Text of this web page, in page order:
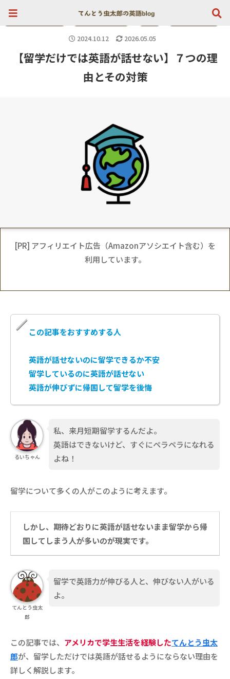
【留学だけでは英語が話せない】７つの理
由とその対策
2024.10.12 2026.05.05
[PR] アフィリエイト広告（Amazonアソシエイト含む）を
利用しています。
この記事をおすすめする人
英語が話せないのに留学できるか不安
留学しているのに英語が話せない
英語が伸びずに帰国して留学を後悔
るいちゃん
私、来月短期留学するんだよ。
英語はできないけど、すぐにペラペラになれる
よね！
留学について多くの人がこのように考えます。
しかし、期待どおりに英語が話せないまま留学から帰
国してしまう人が多いのが現実です。
てんとう虫太
郎
留学で英語力が伸びる人と、伸びない人がいる
よ。
この記事では、 アメリカで学生生活を経験したてんとう虫太
郎が、留学しただけでは英語が話せるようにならない理由を
詳しく解説します。